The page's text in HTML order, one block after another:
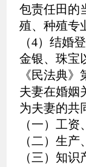
包责任田的
殖、种殖专
（4）结婚
金银、珠宝
《民法典
夫妻在婚姻
为夫妻的共
（一）工资
（二）生
（三）知识